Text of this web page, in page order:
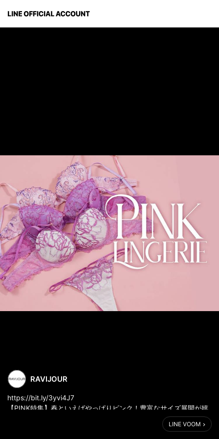
RAVIJOUR
https://bit.ly/3yvi4J7
【PINK特集】春といえばやっぱりピンク！豊富なサイズ展開が嬉
LINE VOOM